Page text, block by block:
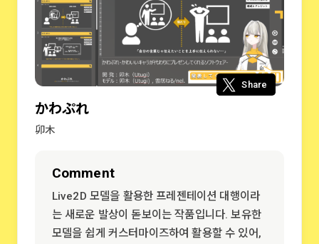
かわぷれ
卯木
Share
Comment
Live2D 모델을 활용한 프레젠테이션 대행이라
는 새로운 발상이 돋보이는 작품입니다. 보유한
모델을 쉽게 커스터마이즈하여 활용할 수 있어,